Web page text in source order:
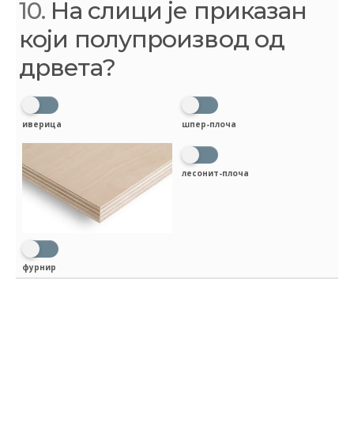
10. На слици је приказан
који полупроизвод од
дрвета?
иверица шпер-плоча
фурнир
лесонит-плоча